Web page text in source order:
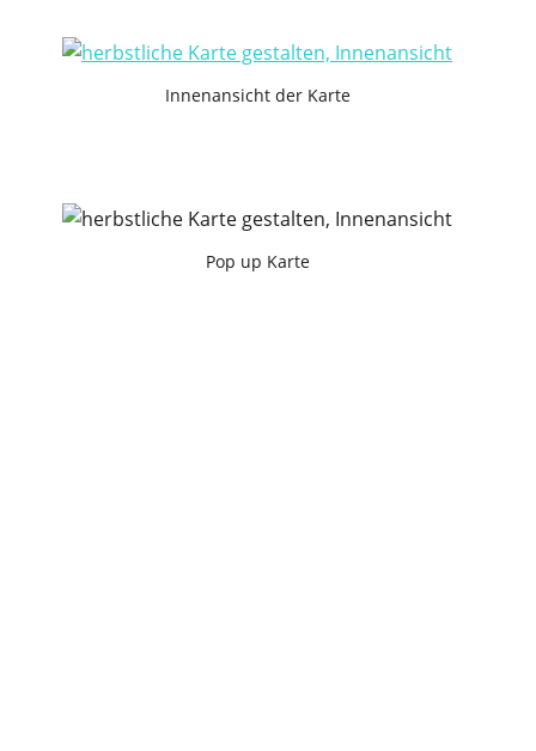
Innenansicht der Karte
Pop up Karte